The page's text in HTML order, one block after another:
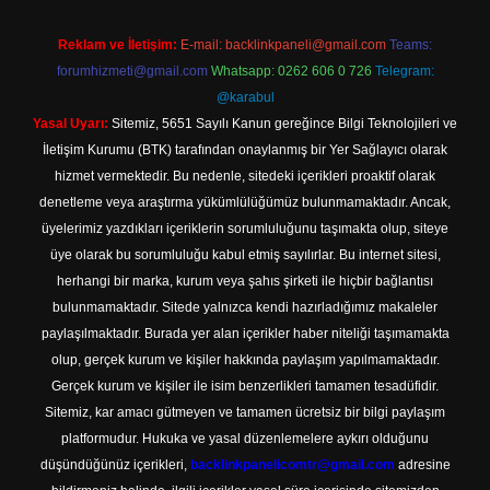
Reklam ve İletişim: E-mail: backlinkpaneli@gmail.com Teams:
forumhizmeti@gmail.com Whatsapp: 0262 606 0 726 Telegram:
@karabul
Yasal Uyarı: Sitemiz, 5651 Sayılı Kanun gereğince Bilgi Teknolojileri ve
İletişim Kurumu (BTK) tarafından onaylanmış bir Yer Sağlayıcı olarak
hizmet vermektedir. Bu nedenle, sitedeki içerikleri proaktif olarak
denetleme veya araştırma yükümlülüğümüz bulunmamaktadır. Ancak,
üyelerimiz yazdıkları içeriklerin sorumluluğunu taşımakta olup, siteye
üye olarak bu sorumluluğu kabul etmiş sayılırlar. Bu internet sitesi,
herhangi bir marka, kurum veya şahıs şirketi ile hiçbir bağlantısı
bulunmamaktadır. Sitede yalnızca kendi hazırladığımız makaleler
paylaşılmaktadır. Burada yer alan içerikler haber niteliği taşımamakta
olup, gerçek kurum ve kişiler hakkında paylaşım yapılmamaktadır.
Gerçek kurum ve kişiler ile isim benzerlikleri tamamen tesadüfidir.
Sitemiz, kar amacı gütmeyen ve tamamen ücretsiz bir bilgi paylaşım
platformudur. Hukuka ve yasal düzenlemelere aykırı olduğunu
düşündüğünüz içerikleri, backlinkpanelicomtr@gmail.com adresine